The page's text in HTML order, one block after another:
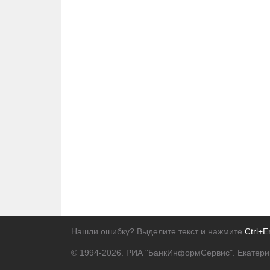
Нашли ошибку? Выделите текст и нажмите
© 1994-2026. РИА "БанкИнформСервис".